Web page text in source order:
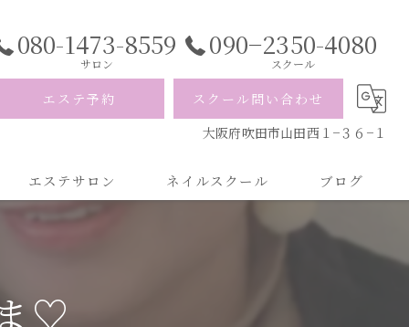
080-1473-8559
サロン
090−2350-4080
スクール
スクール問い合わせ
エステ予約
大阪府吹田市山田西１−３６−１
エステサロン ネイルスクール ブログ
♡